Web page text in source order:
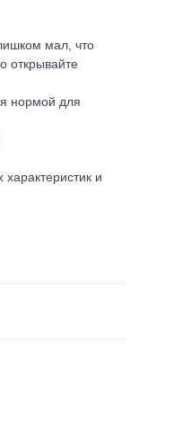
мал, что
открывайте
нормой для
и